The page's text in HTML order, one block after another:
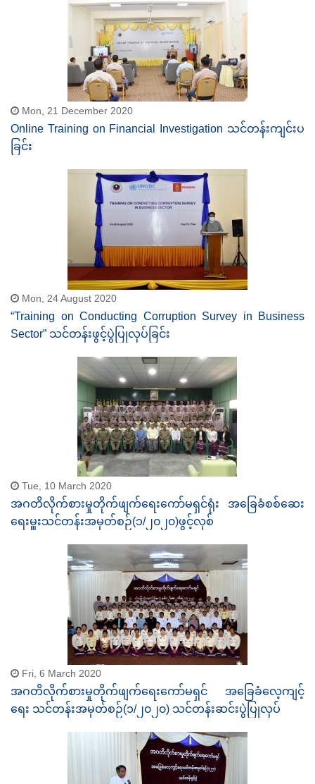
Mon, 21 December 2020
Online Training on Financial Investigation သင်တန်းကျင်းပ
ခြင်း
Mon, 24 August 2020
“Training on Conducting Corruption Survey in Business
Sector” သင်တန်းဖွင့်ပွဲပြုလုပ်ခြင်း
Tue, 10 March 2020
အဂတိလိုက်စားမှုတိုက်ဖျက်ရေးကော်မရှင်ရုံး အခြေခံစစ်ဆေး
ရေးမှူးသင်တန်းအမှတ်စဉ်(၁/၂၀၂၀)ဖွင့်လှစ်
Fri, 6 March 2020
အဂတိလိုက်စားမှုတိုက်ဖျက်ရေးကော်မရှင် အခြေခံလေ့ကျင့်
ရေး သင်တန်းအမှတ်စဉ်(၁/၂၀၂၀) သင်တန်းဆင်းပွဲပြုလုပ်